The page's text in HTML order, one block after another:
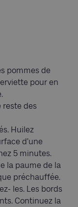
pommes de
pour en
reste des
Huilez
d’une
5 minutes.
la paume de la
préchauffée.
les. Les bords
Continuez la